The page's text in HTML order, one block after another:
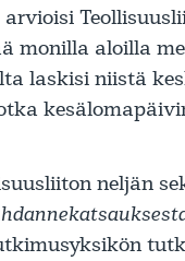
monilla aloilla
laskisi niistä
neljän